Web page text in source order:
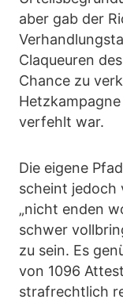
aber gab der
Claqueuren
Chance zu
verfehlt war.
Die eigene
scheint jedoch
„nicht enden
schwer
zu sein. Es
von 1096
strafrechtlich